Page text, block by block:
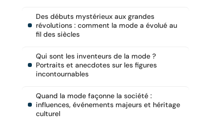
Des débuts mystérieux aux grandes
révolutions : comment la mode a évolué au
fil des siècles
Qui sont les inventeurs de la mode ?
Portraits et anecdotes sur les figures
incontournables
Quand la mode façonne la société :
influences, événements majeurs et héritage
culturel